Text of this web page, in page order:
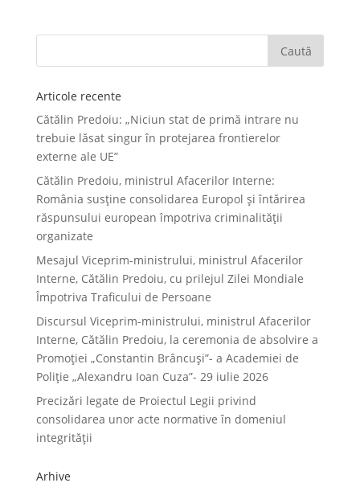
Articole recente
Cătălin Predoiu: „Niciun stat de primă intrare nu
trebuie lăsat singur în protejarea frontierelor
externe ale UE”
Cătălin Predoiu, ministrul Afacerilor Interne:
România susține consolidarea Europol și întărirea
răspunsului european împotriva criminalității
organizate
Mesajul Viceprim-ministrului, ministrul Afacerilor
Interne, Cătălin Predoiu, cu prilejul Zilei Mondiale
Împotriva Traficului de Persoane
Discursul Viceprim-ministrului, ministrul Afacerilor
Interne, Cătălin Predoiu, la ceremonia de absolvire a
Promoției „Constantin Brâncuși”- a Academiei de
Poliție „Alexandru Ioan Cuza”- 29 iulie 2026
Precizări legate de Proiectul Legii privind
consolidarea unor acte normative în domeniul
integrității
Arhive